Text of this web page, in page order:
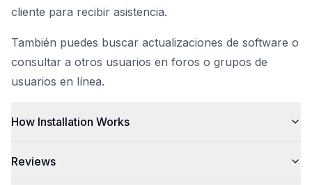
cliente para recibir asistencia.
También puedes buscar actualizaciones de software o
consultar a otros usuarios en foros o grupos de
usuarios en línea.
How Installation Works
Reviews